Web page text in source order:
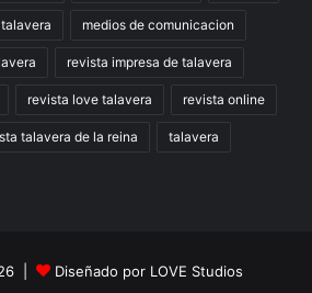
medios de comunicacion
revista impresa de talavera
revista love talavera revista online
talavera de la reina talavera
| Diseñado por LOVE Studios